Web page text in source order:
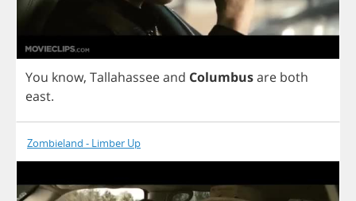
You know, Tallahasseeand Columbusare both
east.
Zombieland - Limber Up